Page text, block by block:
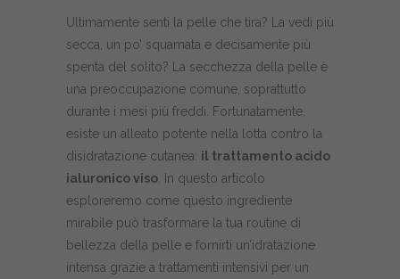
Ultimamente senti la pelle che tira? La vedi più
secca, un po’ squamata e decisamente più
spenta del solito? La secchezza della pelle è
una preoccupazione comune, soprattutto
durante i mesi più freddi. Fortunatamente,
esiste un alleato potente nella lotta contro la
disidratazione cutanea: il trattamento acido
ialuronico viso . In questo articolo
esploreremo come questo ingrediente
mirabile può trasformare la tua routine di
bellezza della pelle e fornirti un’idratazione
intensa grazie a trattamenti intensivi per un